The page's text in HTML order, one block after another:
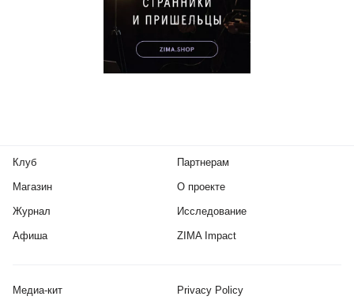
Клуб
Магазин
Журнал
Афиша
Партнерам
О проекте
Исследование
ZIMA Impact
Медиа-кит Privacy Policy